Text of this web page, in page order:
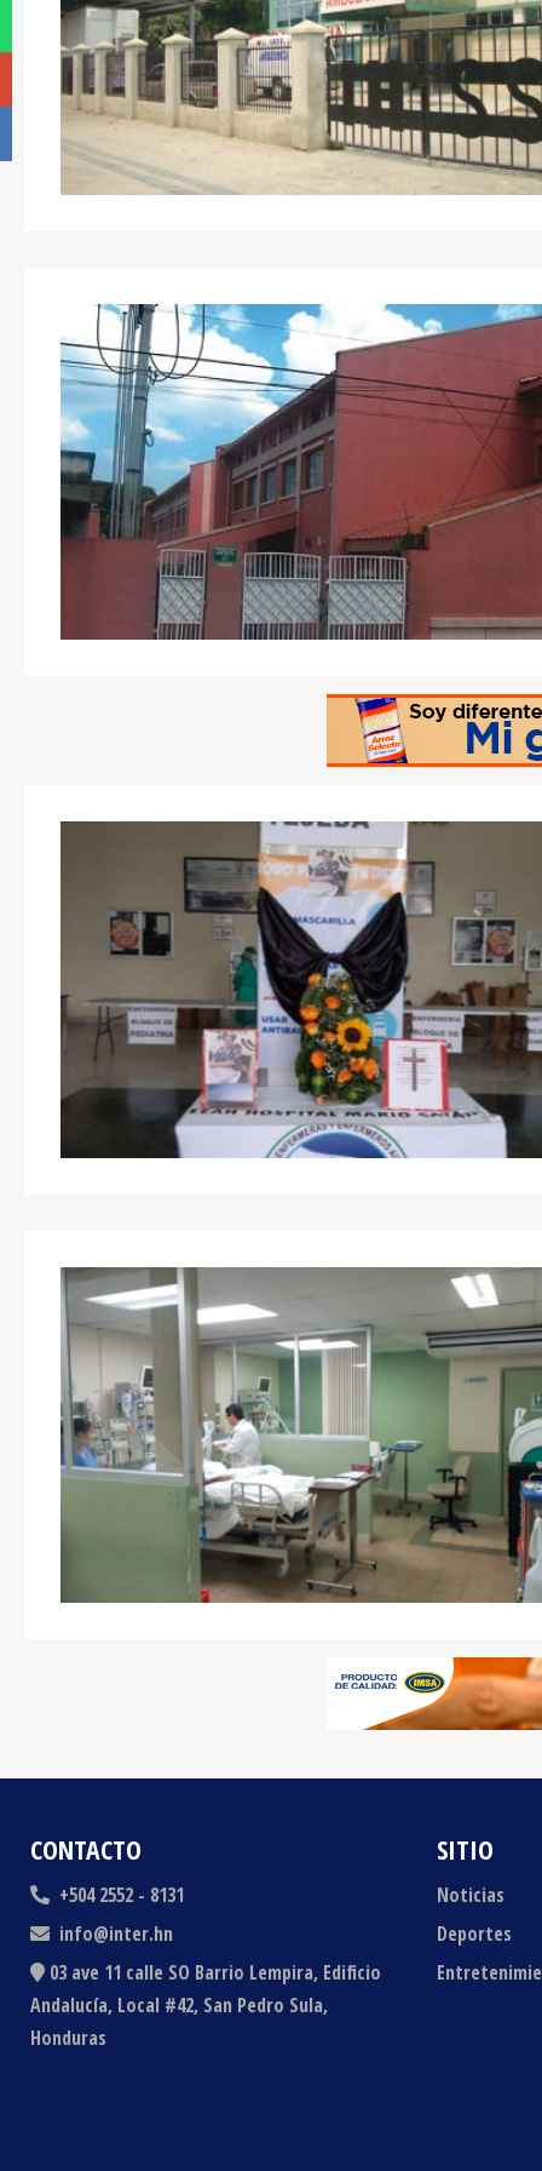
CONTACTO
+504 2552 - 8131
info@inter.hn
03 ave 11 calle SO Barrio Lempira, Edificio
Andalucía, Local #42, San Pedro Sula,
Honduras
SITIO
Noticias
Deportes